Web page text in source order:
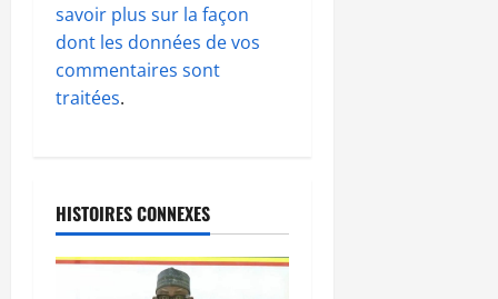
savoir plus sur la façon
dont les données de vos
commentaires sont
traitées.
HISTOIRES CONNEXES